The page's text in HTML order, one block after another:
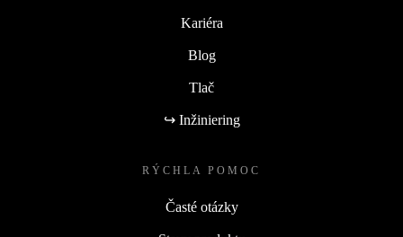
Kariéra
Blog
Tlač
↪ Inžiniering
RÝCHLA POMOC
Časté otázky